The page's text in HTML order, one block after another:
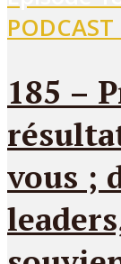
PODCAST
185 –
vous ;